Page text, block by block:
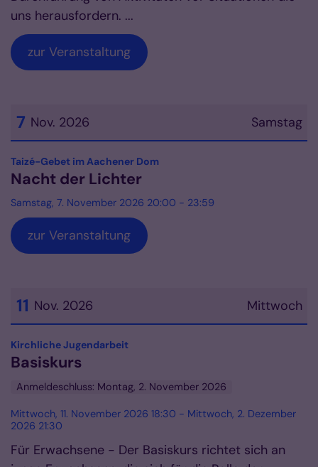
uns herausfordern. ...
zur Veranstaltung
Samstag
7 Nov. 2026
Datum: 7. November 2026
Taizé-Gebet im Aachener Dom:
Nacht der Lichter
Samstag, 7. November 2026 20:00 - 23:59
zur Veranstaltung
Mittwoch
11 Nov. 2026
Datum: 11. November 2026
Kirchliche Jugendarbeit:
Basiskurs
Anmeldeschluss: Montag, 2. November 2026
Mittwoch, 11. November 2026 18:30 - Mittwoch, 2. Dezember
2026 21:30
Für Erwachsene - Der Basiskurs richtet sich an